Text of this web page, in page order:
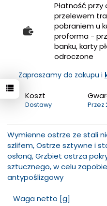
Płatność przy
przelewem
pobraniem u
proforma -
banku, karty
odroczone
Zapraszamy do zakupu i
Koszt
Dostawy Przez
Wymienne ostrze ze stali
szlifem, Ostrze sztywne i
osłoną, Grzbiet ostrza
sztucznego, w celu
antypoślizgowy
Waga netto [g]